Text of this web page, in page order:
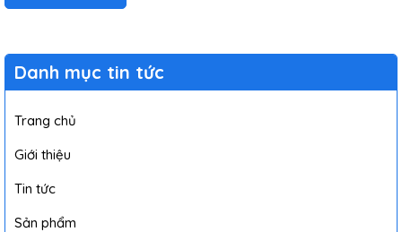
Danh mục tin tức
Trang chủ
Giới thiệu
Tin tức
Sản phẩm